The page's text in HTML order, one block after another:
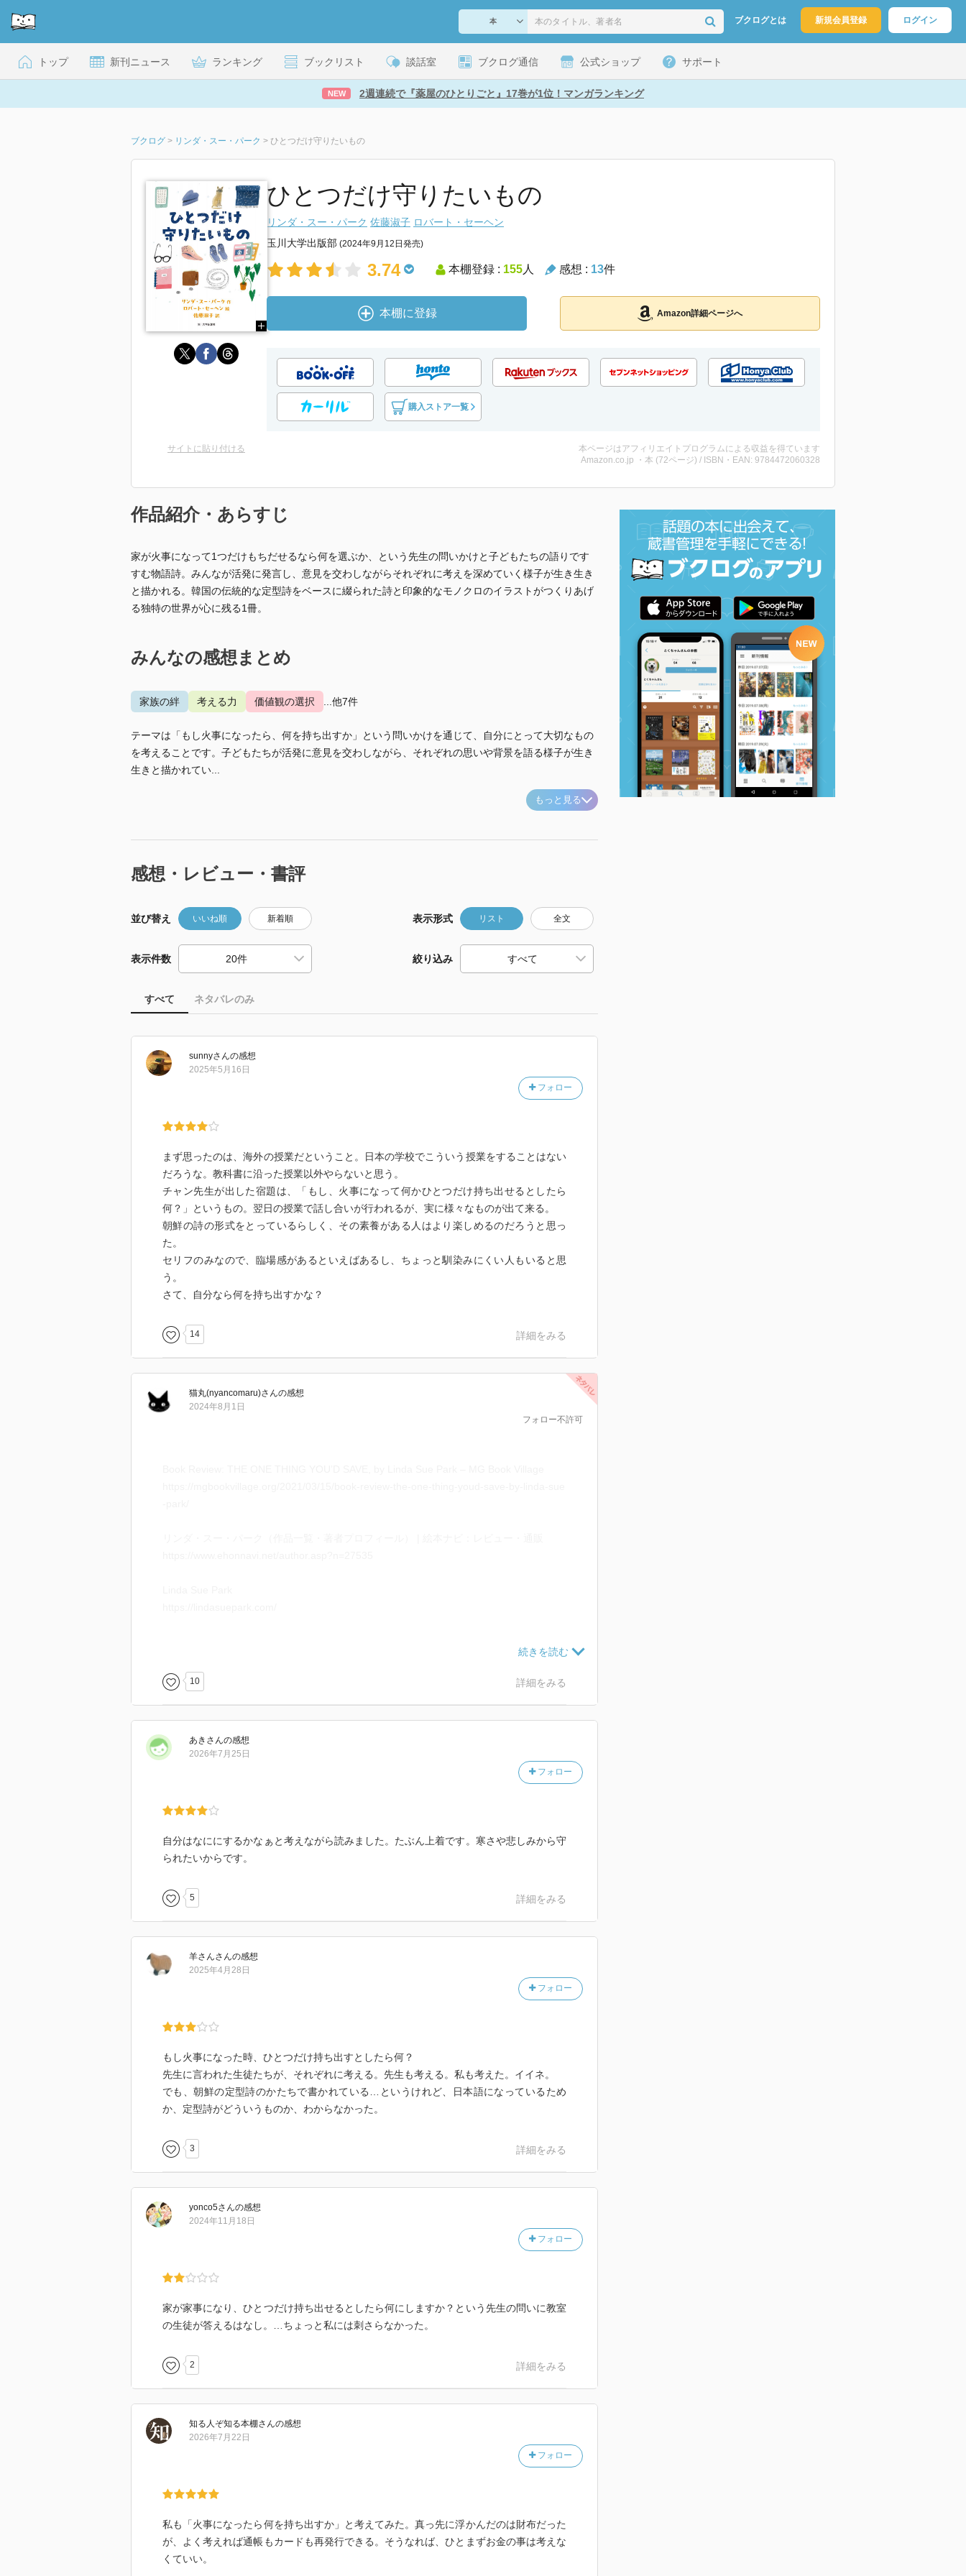
ブクログとは 新規会員登録 ログイン
トップ 新刊ニュース ランキング ブックリスト 談話室 ブクログ通信 公式ショップ サポート
NEW 2週連続で『薬屋のひとりごと』17巻が1位！マンガランキング
ブクログ > リンダ・スー・パーク > ひとつだけ守りたいもの
ひとつだけ守りたいもの
リンダ・スー・パーク 佐藤淑子 ロバート・セーヘン
玉川大学出版部 (2024年9月12日発売)
3.74 本棚登録 : 155人 感想 : 13件
本棚に登録 Amazon詳細ページへ
購入ストア一覧
サイトに貼り付ける
本ページはアフィリエイトプログラムによる収益を得ています
Amazon.co.jp ・本 (72ページ) / ISBN・EAN: 9784472060328
作品紹介・あらすじ
家が火事になって1つだけもちだせるなら何を選ぶか、という先生の問いかけと子どもたちの語りです
すむ物語詩。みんなが活発に発言し、意見を交わしながらそれぞれに考えを深めていく様子が生き生き
と描かれる。韓国の伝統的な定型詩をベースに綴られた詩と印象的なモノクロのイラストがつくりあげ
る独特の世界が心に残る1冊。
みんなの感想まとめ
家族の絆 考える力 価値観の選択 ...他7件
テーマは「もし火事になったら、何を持ち出すか」という問いかけを通じて、自分にとって大切なもの
を考えることです。子どもたちが活発に意見を交わしながら、それぞれの思いや背景を語る様子が生き
生きと描かれてい...
もっと見る
感想・レビュー・書評
並び替え いいね順 新着順 表示形式 リスト 全文
表示件数 絞り込み
すべて ネタバレのみ
sunnyさんの感想
フォロー
2025年5月16日
まず思ったのは、海外の授業だということ。日本の学校でこういう授業をすることはない
だろうな。教科書に沿った授業以外やらないと思う。
チャン先生が出した宿題は、「もし、火事になって何かひとつだけ持ち出せるとしたら
何？」というもの。翌日の授業で話し合いが行われるが、実に様々なものが出て来る。
朝鮮の詩の形式をとっているらしく、その素養がある人はより楽しめるのだろうと思っ
た。
セリフのみなので、臨場感があるといえばあるし、ちょっと馴染みにくい人もいると思
う。
さて、自分なら何を持ち出すかな？
14 詳細をみる
猫丸(nyancomaru)さんの感想
フォロー不許可
2024年8月1日
Robert Sae-Heng | Freelance Illustrator | London, UK
ひとつだけ守りたいもの - 玉川大学出版部
https://www.tamagawa-up.jp/book/b10086817.html
10 詳細をみる
あき さんの感想
フォロー
2026年7月25日
自分はなににするかなぁと考えながら読みました。たぶん上着です。寒さや悲しみから守
られたいからです。
5 詳細をみる
羊さんさんの感想
フォロー
2025年4月28日
もし火事になった時、ひとつだけ持ち出すとしたら何？
先生に言われた生徒たちが、それぞれに考える。先生も考える。私も考えた。イイネ。
でも、朝鮮の定型詩のかたちで書かれている…というけれど、日本語になっているため
か、定型詩がどういうものか、わからなかった。
3 詳細をみる
yonco5さんの感想
フォロー
2024年11月18日
家が家事になり、ひとつだけ持ち出せるとしたら何にしますか？という先生の問いに教室
の生徒が答えるはなし。…ちょっと私には刺さらなかった。
2 詳細をみる
知る人ぞ知る本棚さんの感想
フォロー
2026年7月22日
私も「火事になったら何を持ち出すか」と考えてみた。真っ先に浮かんだのは財布だった
が、よく考えれば通帳もカードも再発行できる。そうなれば、ひとまずお金の事は考えな
くていい。